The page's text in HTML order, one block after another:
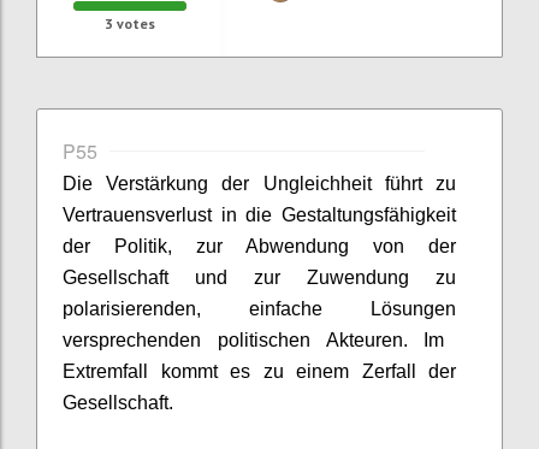
3 votes
P55
Die Verstärkung der Ungleichheit führt zu
Vertrauensverlust in die Gestaltungsfähigkeit
der Politik, zur Abwendung von der
Gesellschaft und zur Zuwendung zu
polarisierenden, einfache Lösungen
versprechenden politischen Akteuren. Im
Extremfall kommt es zu einem Zerfall der
Gesellschaft.